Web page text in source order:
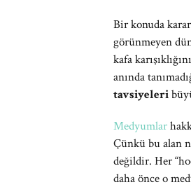
Bir konuda
görünmeyen
kafa
anında
tavsiyeleri
Medyumlar
Çünkü bu alan
değildir. Her
daha önce o